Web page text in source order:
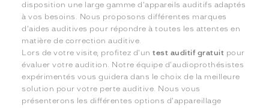
disposition une large gamme d'appareils auditifs adaptés
à vos besoins. Nous proposons différentes marques
d'aides auditives pour répondre à toutes les attentes en
matière de correction auditive.
Lors de votre visite, profitez d'untest auditif gratuit pour
évaluer votre audition. Notre équipe d'audioprothésistes
expérimentés vous guidera dans le choix de la meilleure
solution pour votre perte auditive. Nous vous
présenterons les différentes options d'appareillage